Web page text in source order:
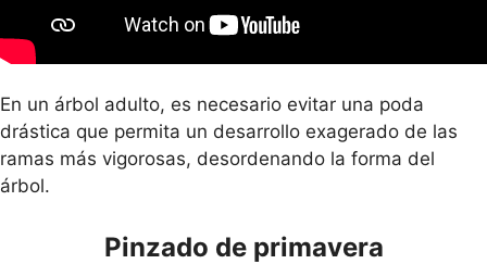
En un árbol adulto, es necesario evitar una poda
drástica que permita un desarrollo exagerado de las
ramas más vigorosas, desordenando la forma del
árbol.
Pinzado de primavera